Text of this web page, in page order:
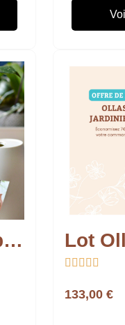
Ollas Cône à planter
    
133,00 €